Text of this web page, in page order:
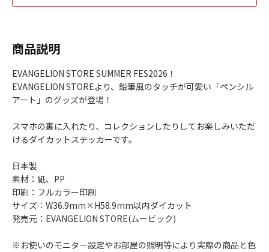
商品説明
EVANGELION STORE SUMMER FES2026！
EVANGELION STOREより、鉛筆風のタッチが可愛い「ペンシル
アート」のグッズが登場！
スマホの裏に入れたり、コレクションしたりしてお楽しみいただ
けるダイカットステッカーです。
日本製
素材：紙、PP
印刷：フルカラー印刷
サイズ：W36.9mm×H58.9mm以内ダイカット
発売元：EVANGELION STORE(ムービック)
※お使いのモニター設定やお部屋の照明等により実際の商品と色